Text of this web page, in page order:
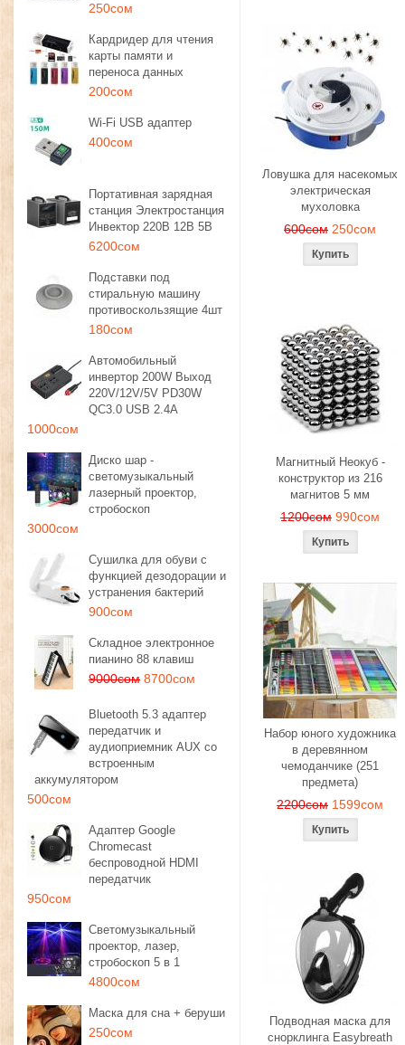
250сом
Кардридер для чтения
карты памяти и
переноса данных
200сом
Wi-Fi USB адаптер
400сом
Портативная зарядная
станция Электростанция
Инвектор 220В 12В 5В
6200сом
Подставки под
стиральную машину
противоскользящие 4шт
180сом
Автомобильный
инвертор 200W Выход
220V/12V/5V PD30W
QC3.0 USB 2.4A
1000сом
Диско шар -
светомузыкальный
лазерный проектор,
стробоскоп
3000сом
Сушилка для обуви с
функцией дезодорации и
устранения бактерий
900сом
Складное электронное
пианино 88 клавиш
9000сом 8700сом
Bluetooth 5.3 адаптер
передатчик и
аудиоприемник AUX со
встроенным
аккумулятором
500сом
Адаптер Google
Chromecast
беспроводной HDMI
передатчик
950сом
Светомузыкальный
проектор, лазер,
стробоскоп 5 в 1
4800сом
Маска для сна + беруши
250сом
Ловушка для насекомых
электрическая
мухоловка
600сом 250сом
Магнитный Неокуб -
конструктор из 216
магнитов 5 мм
1200сом 990сом
Набор юного художника
в деревянном
чемоданчике (251
предмета)
2200сом 1599сом
Подводная маска для
снорклинга Easybreath